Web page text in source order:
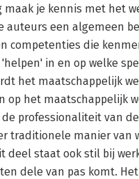
je kennis met het
auteurs een algemeen
competenties die
in en op welke
het maatschappelijk
op het maatschappelijk
professionaliteit van de
traditionele manier van
deel staat ook stil bij
dele van pas komt.